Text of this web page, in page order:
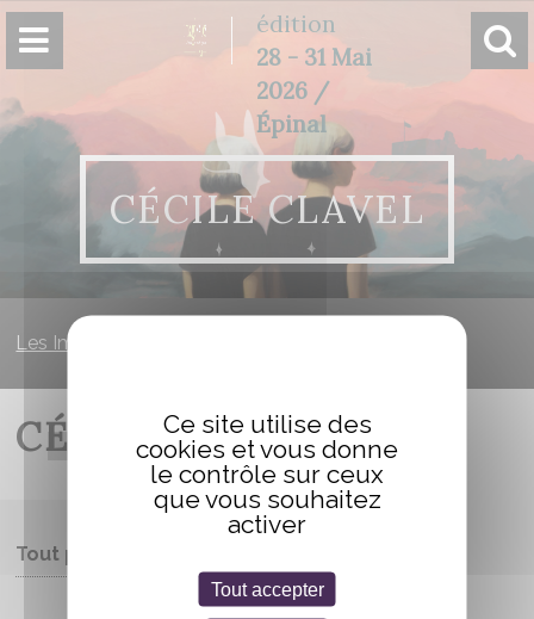
édition
28 - 31 Mai
2026 /
Épinal
CÉCILE CLAVEL
Les Imaginales
CÉCILE CLAVEL
Tout public
Entrée libre
Panneau de gestion des cookies
Ce site utilise des
cookies et vous donne
le contrôle sur ceux
que vous souhaitez
activer
Tout accepter